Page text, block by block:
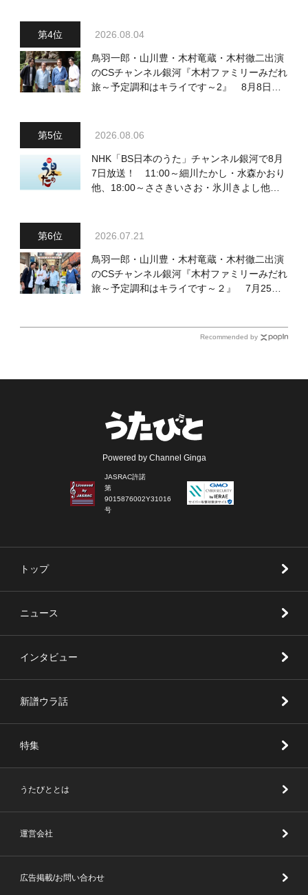
2026.08.04
鳥羽一郎・山川豊・木村竜蔵・木村徹二出演
のCSチャンネル銀河『木村ファミリーみだれ
旅～予定調和はキライです～2』 8月8日
2026.08.06
NHK「BS日本のうた」チャンネル銀河で8月
7日放送！ 11:00～細川たかし・水森かおり
他、18:00～ささきいさお・氷川きよし他登
2026.07.21
鳥羽一郎・山川豊・木村竜蔵・木村徹二出演
のCSチャンネル銀河『木村ファミリーみだれ
旅～予定調和はキライです～２』 7月25日
Recommended by
Powered by Channel Ginga
JASRAC許諾
第
9015876002Y31016
号
トップ
ニュース
インタビュー
新譜ウラ話
特集
うたびととは
運営会社
広告掲載/お問い合わせ